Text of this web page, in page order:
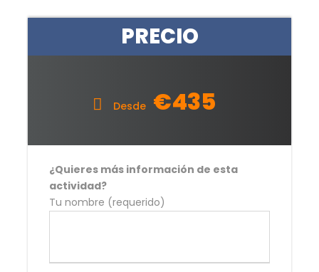
PRECIO
Desde €435
¿Quieres más información de esta
actividad?
Tu nombre (requerido)